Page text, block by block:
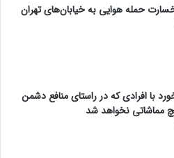
با افرادی که در راستای منافع دشمن
مماشاتی نخواهد شد